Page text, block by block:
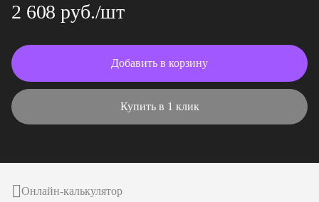
2 608 руб./шт
Добавить в корзину
Купить в 1 клик
Онлайн-калькулятор